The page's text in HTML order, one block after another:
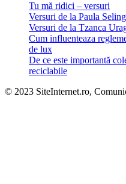
Tu mă ridici – versuri
Versuri de la Paula
Versuri de la Tzanca
Cum influenteaza
de lux
De ce este importantă
reciclabile
© 2023 SiteInternet.ro,